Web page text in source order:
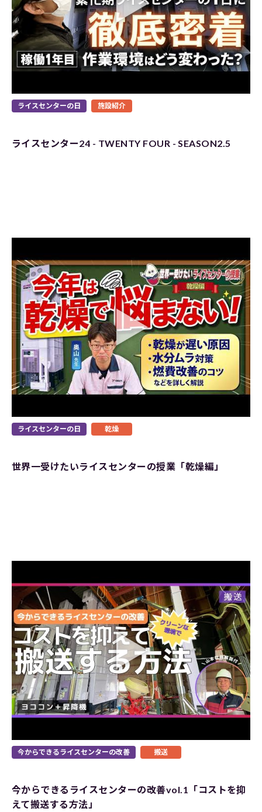
ライスセンターの日 施設紹介
ライスセンター24 - TWENTY FOUR - SEASON2.5
ライスセンターの日 乾燥
世界一受けたいライスセンターの授業「乾燥編」
今からできるライスセンターの改善 搬送
今からできるライスセンターの改善vol.1「コストを抑
えて搬送する方法」